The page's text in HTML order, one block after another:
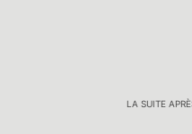
LA SUITE